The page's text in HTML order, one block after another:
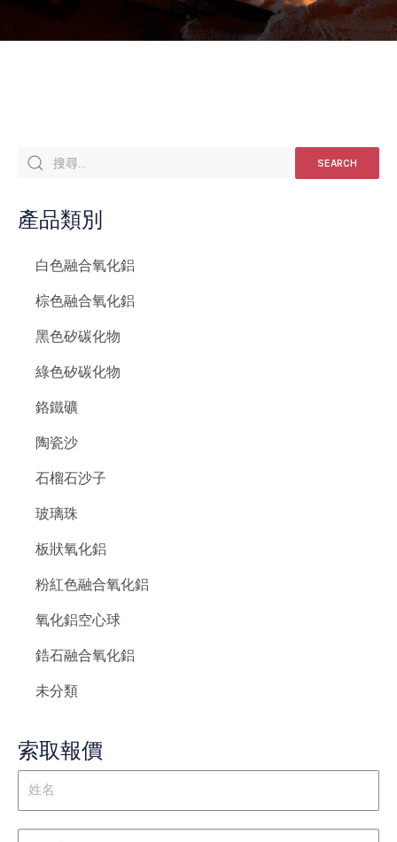
SEARCH
產品類別
白色融合氧化鋁
棕色融合氧化鋁
黑色矽碳化物
綠色矽碳化物
鉻鐵礦
陶瓷沙
石榴石沙子
玻璃珠
板狀氧化鋁
粉紅色融合氧化鋁
氧化鋁空心球
鋯石融合氧化鋁
未分類
索取報價